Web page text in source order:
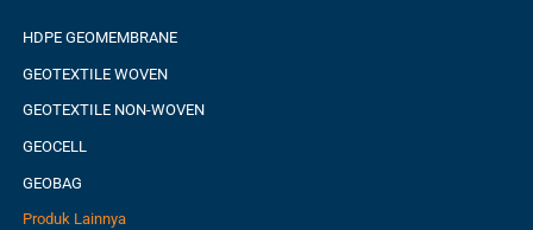
HDPE GEOMEMBRANE
GEOTEXTILE WOVEN
GEOTEXTILE NON-WOVEN
GEOCELL
GEOBAG
Produk Lainnya